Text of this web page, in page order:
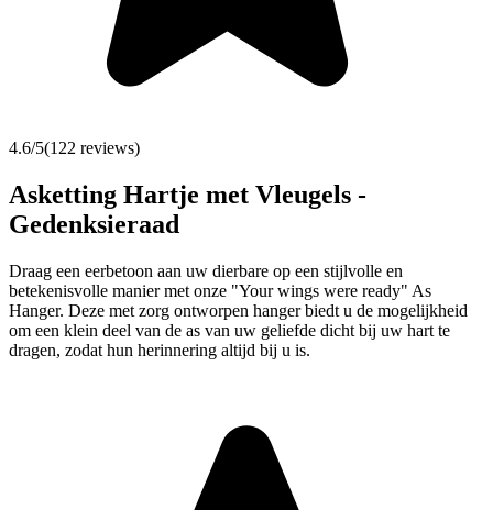
4.6/5(122 reviews)
Asketting Hartje met Vleugels -
Gedenksieraad
Draag een eerbetoon aan uw dierbare op een stijlvolle en
betekenisvolle manier met onze "Your wings were ready" As
Hanger. Deze met zorg ontworpen hanger biedt u de mogelijkheid
om een klein deel van de as van uw geliefde dicht bij uw hart te
dragen, zodat hun herinnering altijd bij u is.